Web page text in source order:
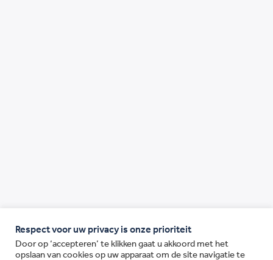
Respect voor uw privacy is onze prioriteit
Door op ‘accepteren’ te klikken gaat u akkoord met het
opslaan van cookies op uw apparaat om de site navigatie te